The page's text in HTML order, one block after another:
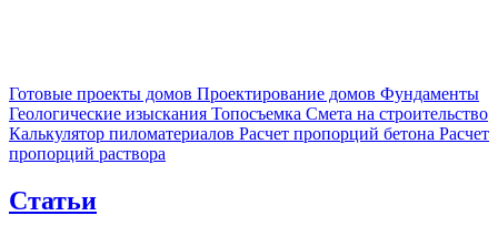
Готовые проекты домов Проектирование домов Фундаменты
Геологические изыскания Топосъемка Смета на строительство
Калькулятор пиломатериалов Расчет пропорций бетона Расчет
пропорций раствора
Статьи